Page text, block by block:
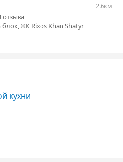
2.6км
отзыва
блок, ЖК Rixos Khan Shatyr
кухни